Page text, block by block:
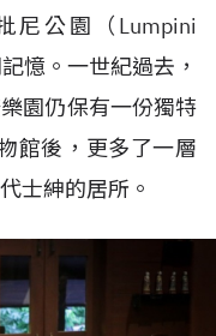
尼公園（Lumpini
憶。一世紀過去，
園仍保有一份獨特
館後，更多了一層
士紳的居所。